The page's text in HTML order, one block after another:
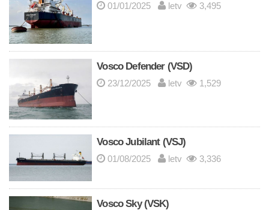
01/01/2025 letv 3,495
Vosco Defender (VSD)
23/12/2025 letv 1,529
Vosco Jubilant (VSJ)
01/08/2025 letv 3,336
Vosco Sky (VSK)